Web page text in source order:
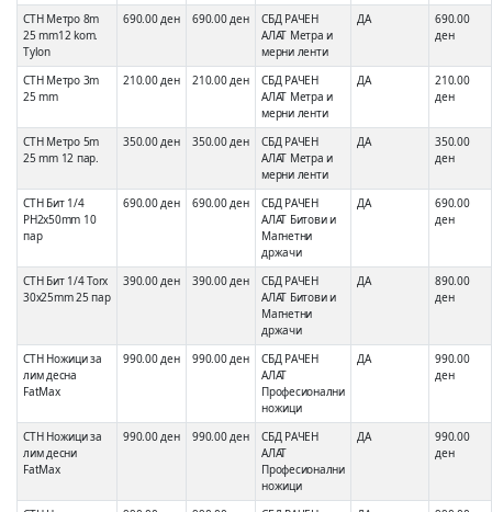
СТН Метро 8m
25 mm12 kom.
Tylon
690.00 ден 690.00 ден
СБД РАЧЕН
АЛАТ Метра и
мерни ленти
ДА
690.00
ден
СТН Метро 3m
25 mm
210.00 ден 210.00 ден
СБД РАЧЕН
АЛАТ Метра и
мерни ленти
ДА
210.00
ден
СТН Метро 5m
25 mm 12 пар.
350.00 ден 350.00 ден
СБД РАЧЕН
АЛАТ Метра и
мерни ленти
ДА
350.00
ден
СТН Бит 1/4
PH2x50mm 10
пар
690.00 ден 690.00 ден
СБД РАЧЕН
АЛАТ Битови и
Магнетни
држачи
ДА
690.00
ден
СТН Бит 1/4 Torx
30x25mm 25 пар
390.00 ден 390.00 ден
СБД РАЧЕН
АЛАТ Битови и
Магнетни
држачи
ДА
890.00
ден
СТН Ножици за
лим десна
FatMax
990.00 ден 990.00 ден
СБД РАЧЕН
АЛАТ
Професионални
ножици
ДА
990.00
ден
СТН Ножици за
лим десни
FatMax
990.00 ден 990.00 ден
СБД РАЧЕН
АЛАТ
Професионални
ножици
ДА
990.00
ден